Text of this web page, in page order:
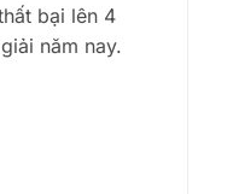
bại lên 4
năm nay.